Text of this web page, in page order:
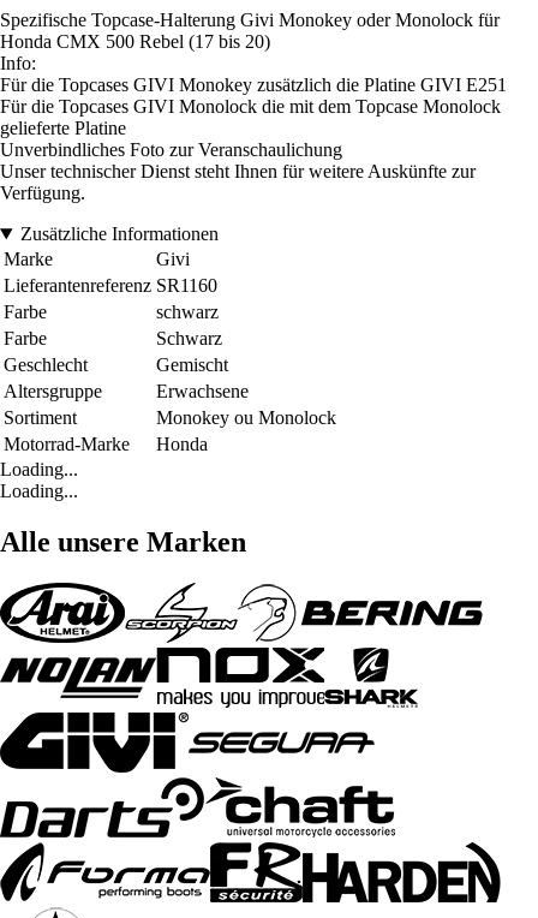
Spezifische Topcase-Halterung Givi Monokey oder Monolock für
Honda CMX 500 Rebel (17 bis 20)
Info:
Für die Topcases GIVI Monokey zusätzlich die Platine GIVI E251
Für die Topcases GIVI Monolock die mit dem Topcase Monolock
gelieferte Platine
Unverbindliches Foto zur Veranschaulichung
Unser technischer Dienst steht Ihnen für weitere Auskünfte zur
Verfügung.
Zusätzliche Informationen
Marke
Givi
Lieferantenreferenz SR1160
Farbe
schwarz
Farbe
Schwarz
Geschlecht
Gemischt
Altersgruppe
Erwachsene
Sortiment
Monokey ou Monolock
Motorrad-Marke
Honda
Loading...
Loading...
Alle unsere Marken